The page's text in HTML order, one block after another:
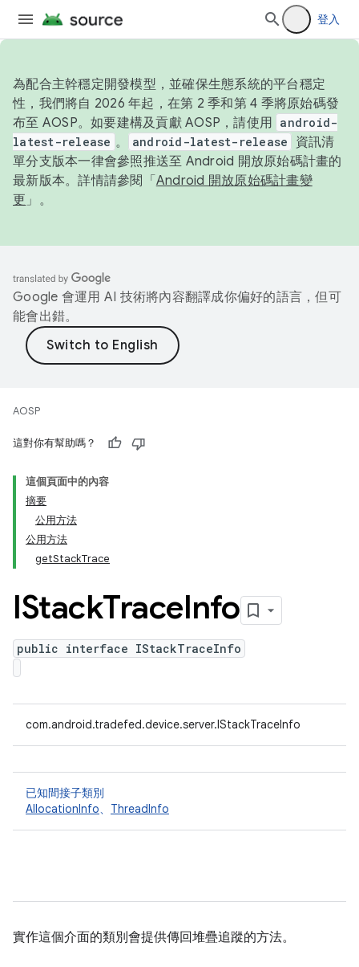
登入
為配合主幹穩定開發模型，並確保生態系統的平台穩定
性，我們將自 2026 年起，在第 2 季和第 4 季將原始碼發
布至 AOSP。如要建構及貢獻 AOSP，請使用 android-
latest-release 。 android-latest-release
資訊清
單分支版本一律會參照推送至 Android 開放原始碼計畫的
最新版本。詳情請參閱「 Android 開放原始碼計畫變
更 」。
Google 會運用 AI 技術將內容翻譯成你偏好的語言，但可
能會出錯。
AOSP
這對你有幫助嗎？
這個頁面中的內容
摘要
公用方法
公用方法
getStackTrace
IStackTraceInfo
public interface IStackTraceInfo
com.android.tradefed.device.server.IStackTraceInfo
已知間接子類別
AllocationInfo、 ThreadInfo
實作這個介面的類別會提供傳回堆疊追蹤的方法。